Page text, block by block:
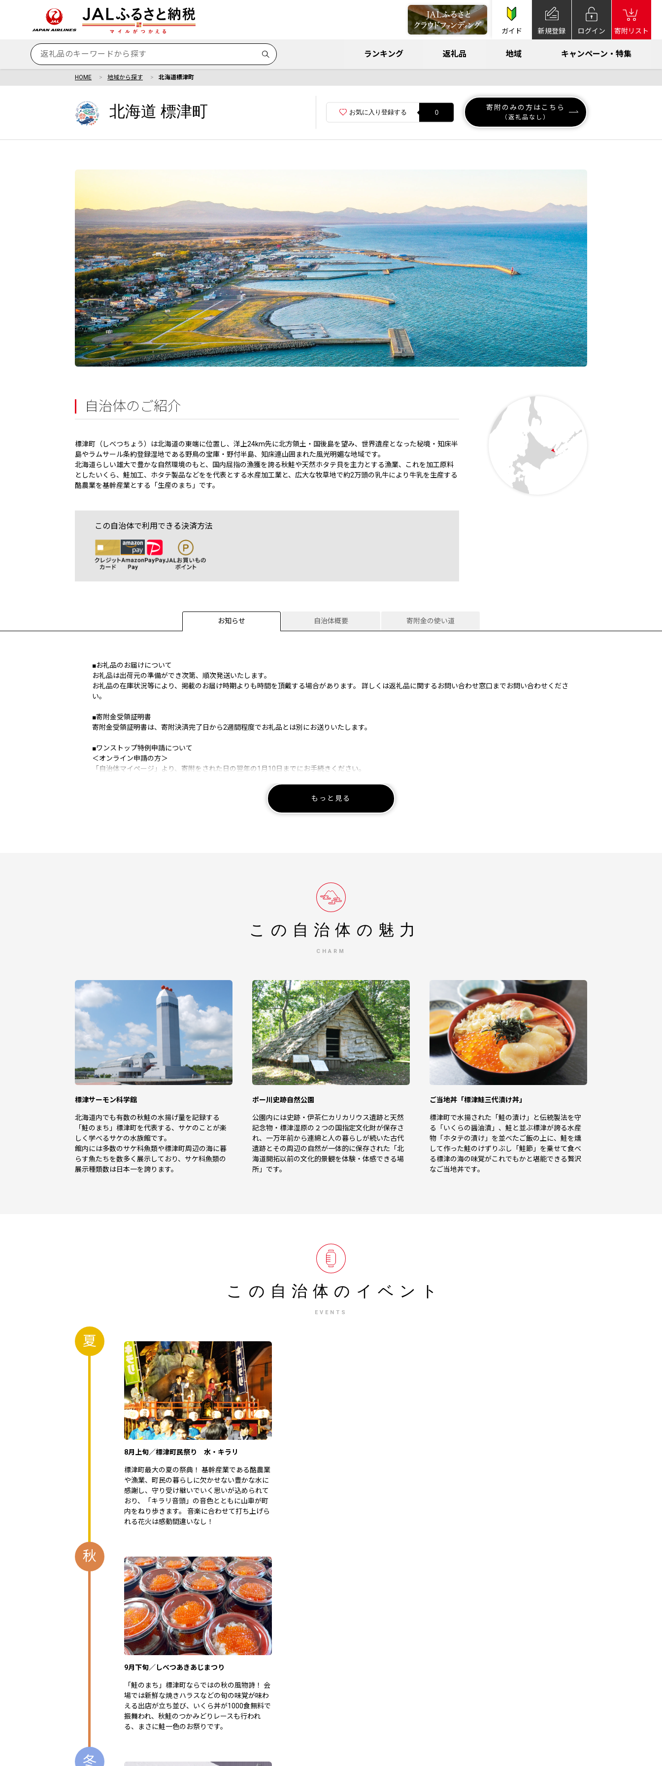
ガイド 新規登録 ログイン 寄附リスト
ランキング 返礼品 地域 キャンペーン・特集
HOME 地域から探す 北海道標津町
北海道 標津町 お気に入り登録する 0
寄附のみの方はこちら
（返礼品なし）
自治体のご紹介
標津町（しべつちょう）は北海道の東端に位置し、洋上24km先に北方領土・国後島を望み、世界遺産となった秘境・知床半
島やラムサール条約登録湿地である野鳥の宝庫・野付半島、知床連山囲まれた風光明媚な地域です。
北海道らしい雄大で豊かな自然環境のもと、国内屈指の漁獲を誇る秋鮭や天然ホタテ貝を主力とする漁業、これを加工原料
としたいくら、鮭加工、ホタテ製品などをを代表とする水産加工業と、広大な牧草地で約2万頭の乳牛により牛乳を生産する
酪農業を基幹産業とする「生産のまち」です。
この自治体で利用できる決済方法
お知らせ 自治体概要 寄附金の使い道
■お礼品のお届けについて
お礼品は出荷元の準備ができ次第、順次発送いたします。
お礼品の在庫状況等により、掲載のお届け時期よりも時間を頂戴する場合があります。 詳しくは返礼品に関するお問い合わせ窓口までお問い合わせくださ
い。
■寄附金受領証明書
寄附金受領証明書は、寄附決済完了日から2週間程度でお礼品とは別にお送りいたします。
■ワンストップ特例申請について
＜オンライン申請の方＞
「自治体マイページ」より、寄附をされた日の翌年の1月10日までにお手続きください。
標津町では令和8年6月よりワンストップ特例申請書の送付を行っておりません。
申請書をご希望の方は町ホームページより申請書様式をダウンロードいただくか、ふるさと納税コールセンター(050-3108-9315)へご連絡ください。
■寄附のお申し込みについて
・寄附完了後のキャンセルや、お礼品の変更は原則できません。お間違いのないようお申し込みください。
・標津町にお住まいの方は、お礼品をお受け取りいただけません。あらかじめご了承ください。
・お礼品をお受け取りいただけないご不在の期間等がございましたら、お問い合わせ先までご連絡ください。
（一部のお礼品ではご不在日を承ることができない場合がございますので、あらかじめご了承ください。）
・事前にご連絡なく⾧期不在等による返送や劣化等が発生した場合は、再送いたしかねますのでご了承ください。
・当町では寄附をいただいた方へお礼品をお送りしておりますが、受け取られたお礼の品につきましては一時所得に該当します。
一時所得は年間の所定額を超えると課税対象となりますのでご留意ください。
もっと見る
この自治体の 魅力
CHARM
標津サーモン科学館
北海道内でも有数の秋鮭の水揚げ量を記録する
「鮭のまち」標津町を代表する、サケのことが楽
しく学べるサケの水族館です。
館内には多数のサケ科魚類や標津町周辺の海に暮
らす魚たちを数多く展示しており、サケ科魚類の
展示種類数は日本一を誇ります。
ポー川史跡自然公園
公園内には史跡・伊茶仁カリカリウス遺跡と天然
記念物・標津湿原の２つの国指定文化財が保存さ
れ、一万年前から連綿と人の暮らしが続いた古代
遺跡とその周辺の自然が一体的に保存された「北
海道開拓以前の文化的景観を体験・体感できる場
所」です。
ご当地丼「標津鮭三代漬け丼」
標津町で水揚された「鮭の漬け」と伝統製法を守
る「いくらの醤油漬」、鮭と並ぶ標津が誇る水産
物「ホタテの漬け」を並べたご飯の上に、鮭を燻
して作った鮭のけずりぶし「鮭節」を乗せて食べ
る標津の海の味覚がこれでもかと堪能できる贅沢
なご当地丼です。
この自治体の イベント
EVENTS
夏
8月上旬／標津町民祭り 水・キラリ
標津町最大の夏の祭典！ 基幹産業である酪農業
や漁業、町民の暮らしに欠かせない豊かな水に
感謝し、守り受け継いでいく思いが込められて
おり、「キラリ音頭」の音色とともに山車が町
内をねり歩きます。 音楽に合わせて打ち上げら
れる花火は感動間違いなし！
秋
9月下旬／しべつあきあじまつり
「鮭のまち」標津町ならではの秋の風物詩！ 会
場では新鮮な焼きハラスなどの旬の味覚が味わ
える出店が立ち並び、いくら丼が1000食無料で
振舞われ、秋鮭のつかみどりレースも行われ
る、まさに鮭一色のお祭りです。
冬